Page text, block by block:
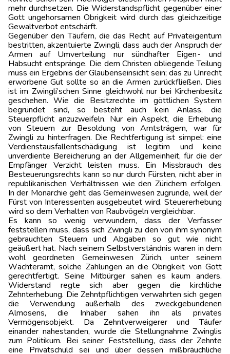
mehr durchsetzen. Die Widerstandspflicht gegenüber einer
Gott ungehorsamen Obrigkeit wird durch das gleichzeitige
Gewaltverbot entschärft.
Gegenüber den Täufern, die das Recht auf Privateigentum
bestritten, akzentuierte Zwingli, dass auch der Anspruch der
Armen auf Umverteilung nur sündhafter Eigen‑ und
Habsucht entspränge. Die dem Christen obliegende Teilung
muss ein Ergebnis der Glaubenseinsicht sein; das zu Unrecht
erworbene Gut sollte so an die Armen zurückfließen. Dies
ist im Zwingli’schen Sinne gleichwohl nur bei Kirchenbesitz
geschehen. Wie die Besitzrechte im göttlichen System
begründet sind, so besteht auch kein Anlass, die
Steuerpflicht anzuzweifeln. Nur ein Aspekt, die Erhebung
von Steuern zur Besoldung von Amtsträgern, war für
Zwingli zu hinterfragen. Die Rechtfertigung ist simpel: eine
Verdienstausfallentschädigung ist legitim und keine
unverdiente Bereicherung an der Allgemeinheit, für die der
Empfänger Verzicht leisten muss. Ein Missbrauch des
Besteuerungsrechts kann so nur durch Fürsten, nicht aber in
republikanischen Verhältnissen wie den Zürichern erfolgen.
In der Monarchie geht das Gemeinwesen zugrunde, weil der
Fürst von Interessenten ausgebeutet wird. Steuererhebung
wird so dem Verhalten von Raubvögeln vergleichbar.
Es kann so wenig verwundern, dass der Verfasser
feststellen muss, dass sich Zwingli zu den von ihm synonym
gebrauchten Steuern und Abgaben so gut wie nicht
geäußert hat. Nach seinem Selbstverständnis waren in dem
wohl geordneten Gemeinwesen Zürich, unter seinem
Wächteramt, solche Zahlungen an die Obrigkeit von Gott
gerechtfertigt. Seine Mitbürger sahen es kaum anders.
Widerstand regte sich aber gegen die kirchliche
Zehnterhebung. Die Zehntpflichtigen verwahrten sich gegen
die Verwendung außerhalb des zweckgebundenen
Almosens, die Inhaber sahen ihn als privates
Vermögensobjekt. Da Zehntverweigerer und Täufer
einander nahestanden, wurde die Stellungnahme Zwinglis
zum Politikum. Bei seiner Feststellung, dass der Zehnte
eine Privatschuld sei und über dessen mißbräuchliche